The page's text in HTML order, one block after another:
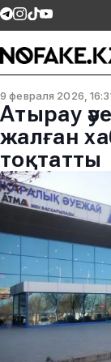
9 февраля 2026,
Атырау
жалған
тоқтатты